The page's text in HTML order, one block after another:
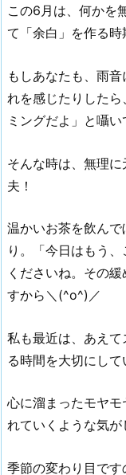
この6月は、何かを
て「余白」を作る時
もしあなたも、雨
れを感じたりした
ミングだよ」と囁い
そんな時は、無理
夫！
温かいお茶を飲ん
り。「今日はもう
くださいね。その
すから＼(^o^)／
私も最近は、あえ
る時間を大切にして
心に溜まったモヤ
れていくような気が
季節の変わり目で